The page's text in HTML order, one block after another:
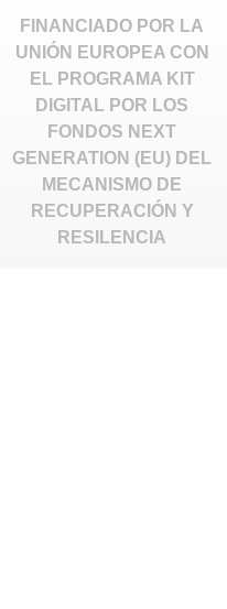
FINANCIADO POR LA
UNIÓN EUROPEA CON
EL PROGRAMA KIT
DIGITAL POR LOS
FONDOS NEXT
GENERATION (EU) DEL
MECANISMO DE
RECUPERACIÓN Y
RESILENCIA